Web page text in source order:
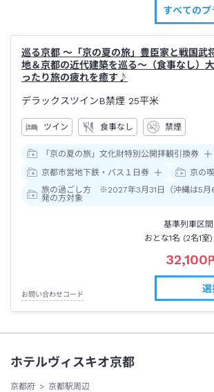
すべてのプ
巡る京都 ～「京の夏の旅」豊臣家と戦国武
地＆京都の近代建築を巡る～（食事なし）
ったり旅の疲れを癒す♪
デラックスツインB禁煙 25平米
ツイン 食事なし 禁煙
「京の夏の旅」文化財特別公開拝観引換券
京都市営地下鉄・バス１日券
京の
旅の過ごし方 ※2027年3月31日（沖縄は5月
発の方対象
基準列車区間
おとな1名 (2名1室)
32,100
お問い合わせコード
選
ホテルヴィスキオ京都
京都府
京都駅周辺